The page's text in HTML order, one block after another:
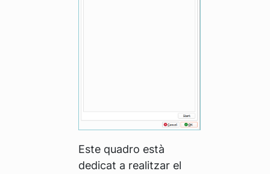
Este quadro està
dedicat a realitzar el